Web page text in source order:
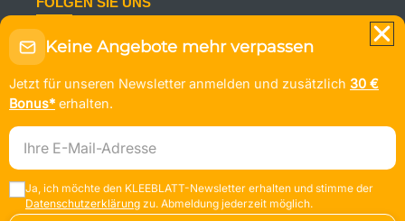
Bleiben Sie auf dem Laufenden mit den neuesten
Kreuzfahrtangeboten und Reiseinspirationen.
© KLEEBLATT Kreuzfahrten
Nach oben↑
Keine Angebote mehr verpassen
Jetzt für unseren Newsletter anmelden und zusätzlich 30 €
Bonus* erhalten.
E-Mail-Adresse
Ja, ich möchte den KLEEBLATT-Newsletter erhalten und stimme der
Datenschutzerklärung zu. Abmeldung jederzeit möglich.